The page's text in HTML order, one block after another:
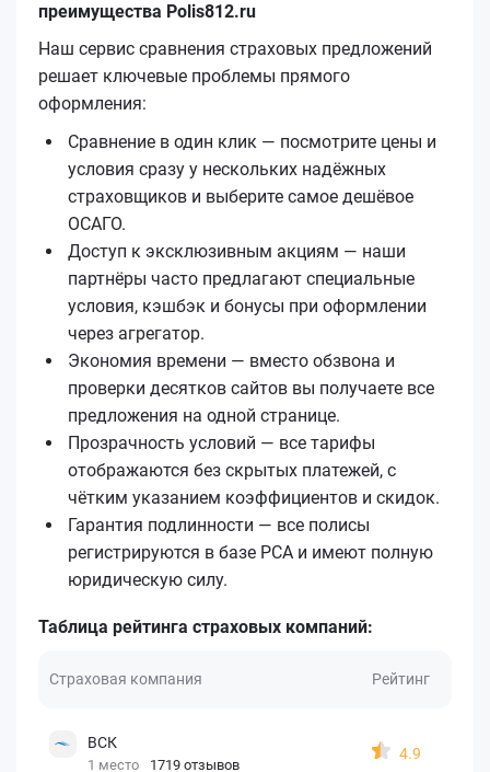
преимущества Polis812.ru
Наш сервис сравнения страховых предложений
решает ключевые проблемы прямого
оформления:
Сравнение в один клик — посмотрите цены и
условия сразу у нескольких надёжных
страховщиков и выберите самое дешёвое
ОСАГО.
Доступ к эксклюзивным акциям — наши
партнёры часто предлагают специальные
условия, кэшбэк и бонусы при оформлении
через агрегатор.
Экономия времени — вместо обзвона и
проверки десятков сайтов вы получаете все
предложения на одной странице.
Прозрачность условий — все тарифы
отображаются без скрытых платежей, с
чётким указанием коэффициентов и скидок.
Гарантия подлинности — все полисы
регистрируются в базе РСА и имеют полную
юридическую силу.
Таблица рейтинга страховых компаний:
Страховая компания Рейтинг
ВСК
1 место 1719 отзывов
4.9